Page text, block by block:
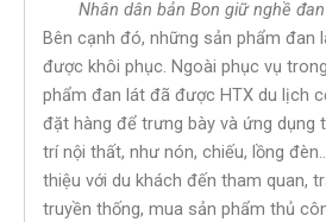
Nhân dân bản Bon giữ nghề
Bên cạnh đó, những sản phẩm đan
được khôi phục. Ngoài phục vụ
phẩm đan lát đã được HTX du lịch
đặt hàng để trưng bày và ứng dụng
trí nội thất, như nón, chiếu, lồng
thiệu với du khách đến tham quan,
truyền thống, mua sản phẩm thủ